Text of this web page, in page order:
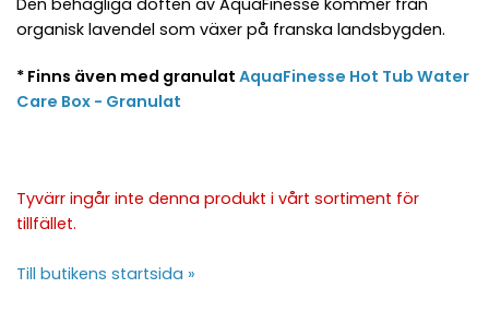
Den behagliga doften av AquaFinesse kommer från
organisk lavendel som växer på franska landsbygden.
* Finns även med granulat AquaFinesse Hot Tub Water
Care Box - Granulat
Tyvärr ingår inte denna produkt i vårt sortiment för
tillfället.
Till butikens startsida »